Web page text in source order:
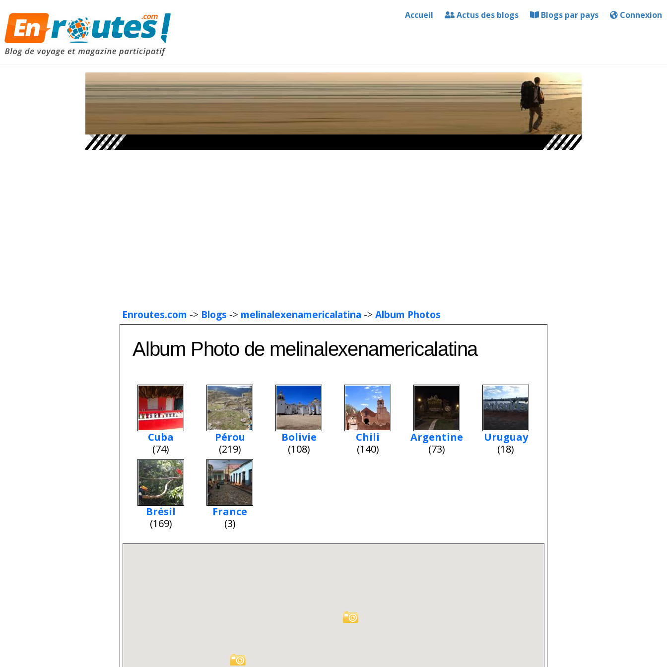
Accueil Actus des blogs Blogs par pays Connexion
Enroutes.com -> Blogs -> melinalexenamericalatina -> Album Photos
Album Photo de melinalexenamericalatina
Cuba
(74)
Pérou
(219)
Bolivie
(108)
Chili
(140)
Argentine
(73)
Uruguay
(18)
Brésil
(169)
France
(3)